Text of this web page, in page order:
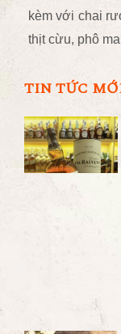
kèm với chai
thịt cừu, phô
TIN TỨC